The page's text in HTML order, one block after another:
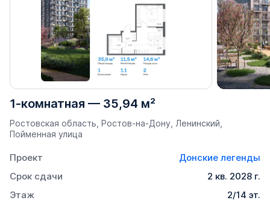
1-комнатная — 35,94 м²
Ростовская область, Ростов-на-Дону, Ленинский,
Пойменная улица
Проект
Донские легенды
Срок сдачи
2 кв. 2028 г.
Этаж
2/14 эт.